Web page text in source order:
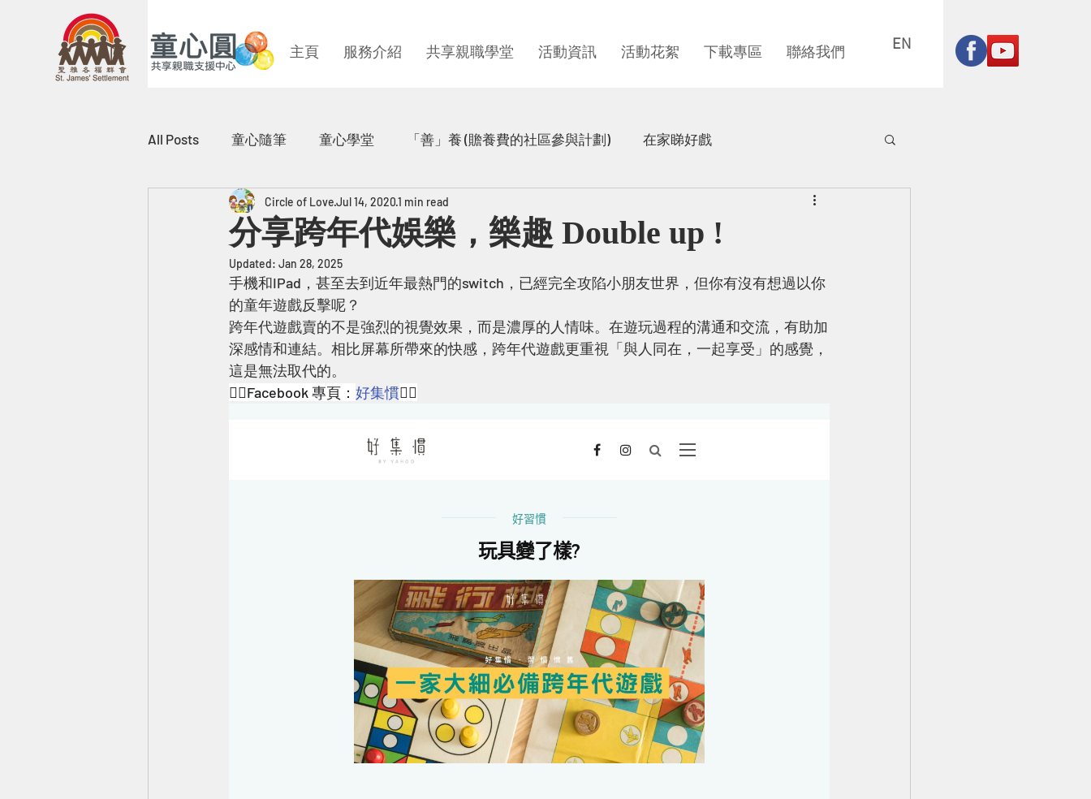
主頁 服務介紹 共享親職學堂 活動資訊 活動花絮 下載專區 聯絡我們 EN
All Posts 童心隨筆 童心學堂 「善」養 (贍養費的社區參與計劃) 在家睇好戲
「共享親職」圖文創作比賽 童心時光
家事法律小知識 童心短片
分享跨年代娛樂，樂趣 Double up !
Circle of LoveJul 14, 20201 min read
Updated: Jan 28, 2025
手機和IPad，甚至去到近年最熱門的switch，已經完全攻陷小朋友世界，但你有沒有想過以你
的童年遊戲反擊呢？
跨年代遊戲賣的不是強烈的視覺效果，而是濃厚的人情味。在遊玩過程的溝通和交流，有助加
深感情和連結。相比屏幕所帶來的快感，跨年代遊戲更重視「與人同在，一起享受」的感覺，
這是無法取代的。
👉🏻Facebook 專頁： 好集慣👈🏻